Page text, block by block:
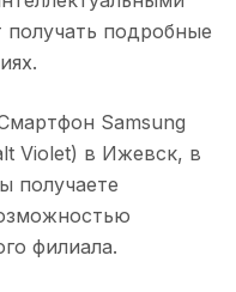
подробные
Samsung
Violet) в Ижевск, в
получаете
филиала.